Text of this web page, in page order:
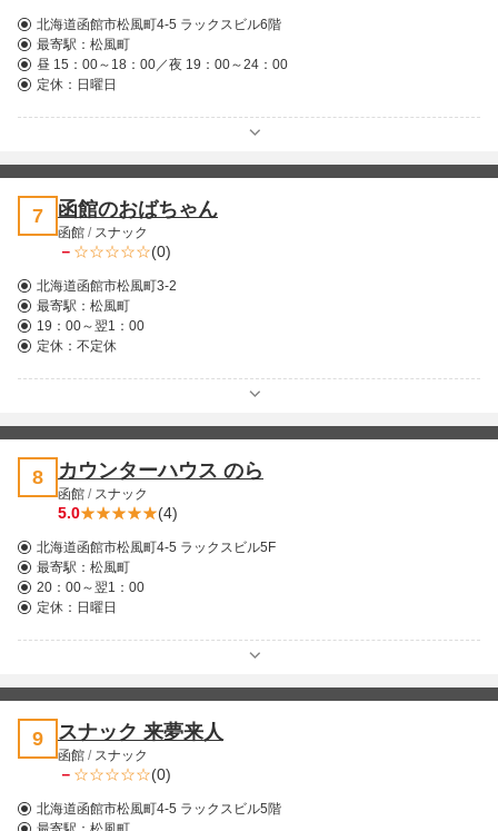
北海道函館市松風町4-5 ラックスビル6階
最寄駅： 松風町
昼 15：00～18：00／夜 19：00～24：00
定休：日曜日
7 函館のおばちゃん
函館 / スナック
－ (0)
北海道函館市松風町3-2
最寄駅： 松風町
19：00～翌1：00
定休：不定休
8 カウンターハウス のら
函館 / スナック
5.0 (4)
北海道函館市松風町4-5 ラックスビル5F
最寄駅： 松風町
20：00～翌1：00
定休：日曜日
9 スナック 来夢来人
函館 / スナック
－ (0)
北海道函館市松風町4-5 ラックスビル5階